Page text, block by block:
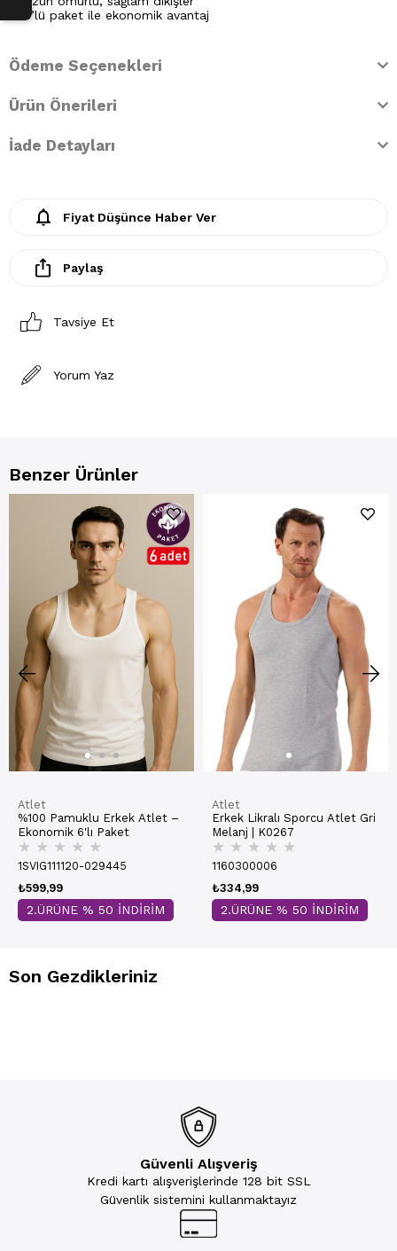
✔ 3’lü paket ile ekonomik avantaj
Ödeme Seçenekleri
Ürün Önerileri
İade Detayları
Fiyat Düşünce Haber Ver
Paylaş
Tavsiye Et
Yorum Yaz
Benzer Ürünler
Atlet
%100 Pamuklu Erkek Atlet –
Ekonomik 6'lı Paket
★ ★ ★ ★ ★
1SVIG111120-029445
₺599,99
2.ÜRÜNE % 50 İNDİRİM
Atlet
Erkek Likralı Sporcu Atlet Gri
Melanj | K0267
★ ★ ★ ★ ★
1160300006
₺334,99
2.ÜRÜNE % 50 İNDİRİM
Son Gezdikleriniz
Güvenli Alışveriş
Kredi kartı alışverişlerinde 128 bit SSL
Güvenlik sistemini kullanmaktayız